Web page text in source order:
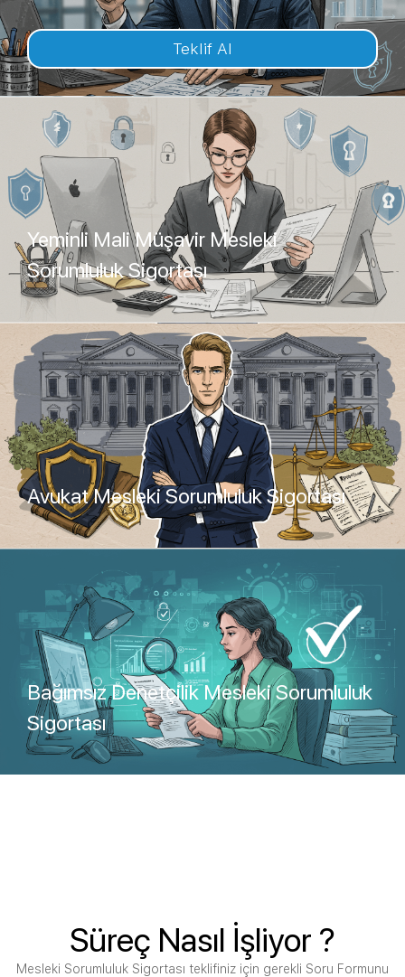
Teklif Al
Yeminli Mali Müşavir Mesleki
Sorumluluk Sigortası
Teklif Al
Avukat Mesleki Sorumluluk Sigortası
Bağımsız Denetçilik Mesleki Sorumluluk
Sigortası
Süreç Nasıl İşliyor ?
Mesleki Sorumluluk Sigortası teklifiniz için gerekli Soru Formunu